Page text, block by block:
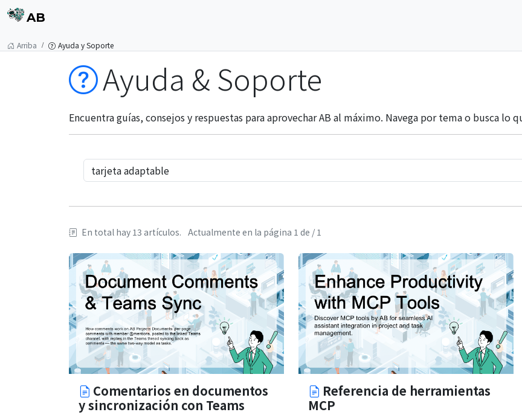
AB
Arriba Ayuda y Soporte
Ayuda & Soporte
Encuentra guías, consejos y respuestas para aprovechar AB al máximo. Navega por tema o busca lo
En total hay 13 artículos. Actualmente en la página 1 de / 1
Comentarios en documentos
y sincronización con Teams
Referencia de herramientas
MCP